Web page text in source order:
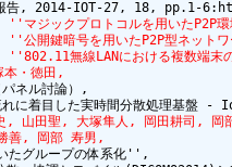
''マジックプロトコルを用いた
, ''公開鍵暗号を用いたP2P型ネ
, ''802.11無線LANにおける複数
本・徳田,
ネル討論）,
, 山田聖, 大塚隼人, 岡田耕司, 岡
善, 岡部 寿男,
たグループの体系化'',